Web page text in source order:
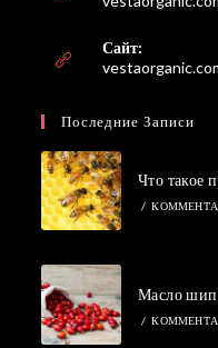
Сайт:
Последние Записи
Что такое
/
Масло
/